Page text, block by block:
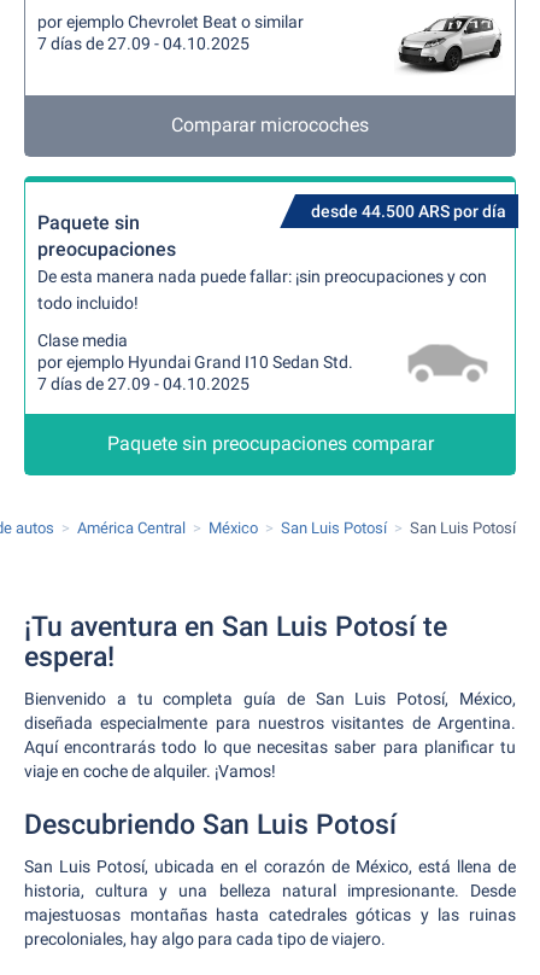
por ejemplo Chevrolet Beat o similar
7 días de 27.09 - 04.10.2025
Comparar microcoches
desde 44.500 ARS por día
Paquete sin
preocupaciones
De esta manera nada puede fallar: ¡sin preocupaciones y con
todo incluido!
Clase media
por ejemplo Hyundai Grand I10 Sedan Std.
7 días de 27.09 - 04.10.2025
Paquete sin preocupaciones comparar
autos América Central México San Luis Potosí San Luis Potosí
¡Tu aventura en San Luis Potosí te
espera!
Bienvenido a tu completa guía de San Luis Potosí, México,
diseñada especialmente para nuestros visitantes de Argentina.
Aquí encontrarás todo lo que necesitas saber para planificar tu
viaje en coche de alquiler. ¡Vamos!
Descubriendo San Luis Potosí
San Luis Potosí, ubicada en el corazón de México, está llena de
historia, cultura y una belleza natural impresionante. Desde
majestuosas montañas hasta catedrales góticas y las ruinas
precoloniales, hay algo para cada tipo de viajero.